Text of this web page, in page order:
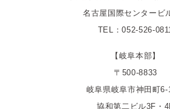
名古屋国際センタービ
TEL：052-526-0811
【岐阜本部】
〒500-8833
岐阜県岐阜市神田町6-
協和第二ビル3F・